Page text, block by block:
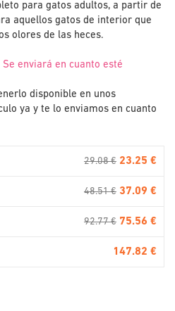
para gatos adultos, a partir de
aquellos gatos de interior que
olores de las heces.
Se enviará en cuanto esté
disponible en unos
ya y te lo enviamos en cuanto
29.08 € 23.25 €
48.51 € 37.09 €
92.77 € 75.56 €
147.82 €
la
galería
de